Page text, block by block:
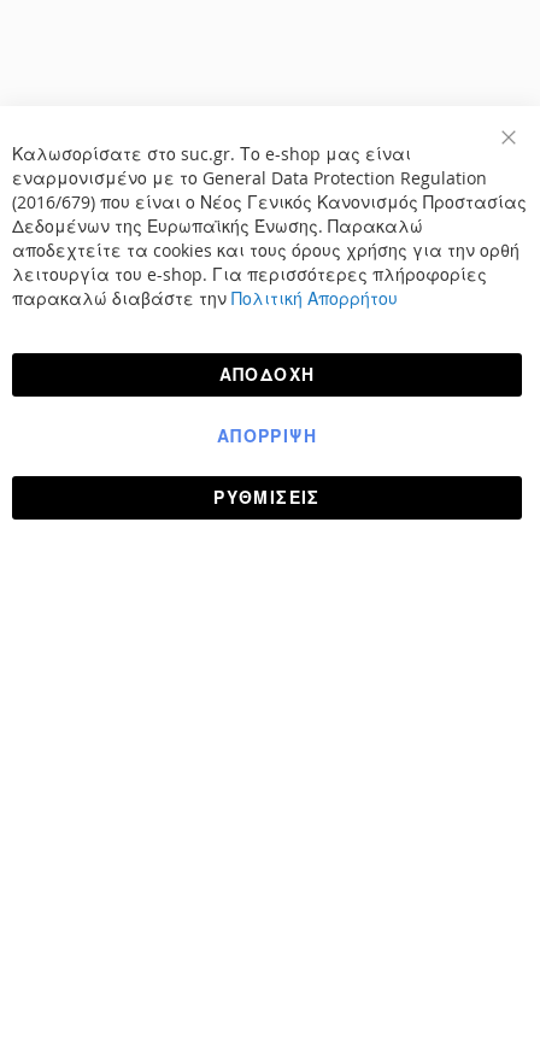
Καλωσορίσατε στο suc.gr. Το e-shop μας είναι
εναρμονισμένο με το General Data Protection Regulation
(2016/679) που είναι ο Νέος Γενικός Κανονισμός Προστασίας
Δεδομένων της Ευρωπαϊκής Ένωσης. Παρακαλώ
αποδεχτείτε τα cookies και τους όρους χρήσης για την ορθή
λειτουργία του e-shop. Για περισσότερες πλήροφορίες
παρακαλώ διαβάστε την Πολιτική Απορρήτου
ΑΠΟΔΟΧΉ
ΡΥΘΜΊΣΕΙΣ
ΑΠΌΡΡΙΨΗ